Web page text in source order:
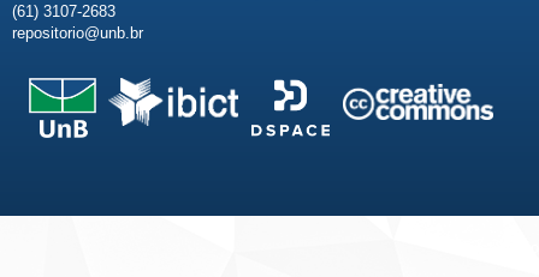
(61) 3107-2683
repositorio@unb.br